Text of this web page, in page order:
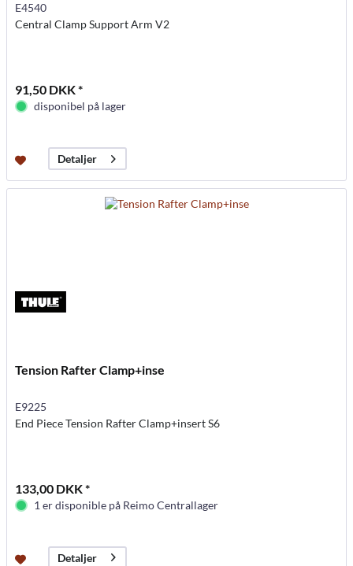
E4540
Central Clamp Support Arm V2
91,50 DKK *
disponibel på lager
Detaljer
Tension Rafter Clamp+inse
E9225
End Piece Tension Rafter Clamp+insert S6
133,00 DKK *
1 er disponible på Reimo Centrallager
Detaljer